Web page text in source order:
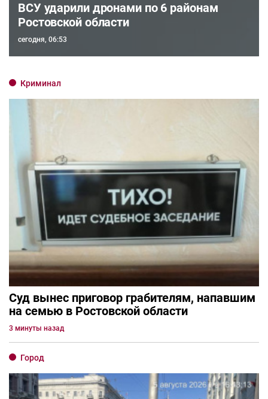
ВСУ ударили дронами по 6 районам
Ростовской области
сегодня, 06:53
Криминал
Суд вынес приговор грабителям, напавшим
на семью в Ростовской области
3 минуты назад
Город